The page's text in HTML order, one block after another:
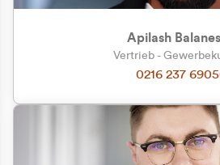
Zu welcher
gehören
Privatkunde (inkl.
Apilash
Vertrieb -
0216 237